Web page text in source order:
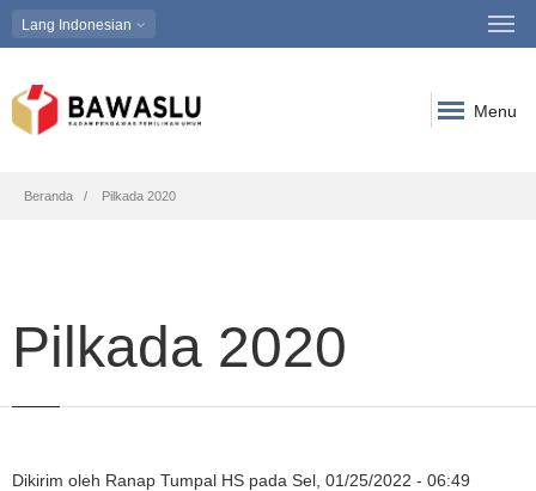
Lang Indonesian
Menu
Breadcrumb
Beranda Pilkada 2020
Pilkada 2020
Dikirim oleh Ranap Tumpal HS pada Sel, 01/25/2022 - 06:49